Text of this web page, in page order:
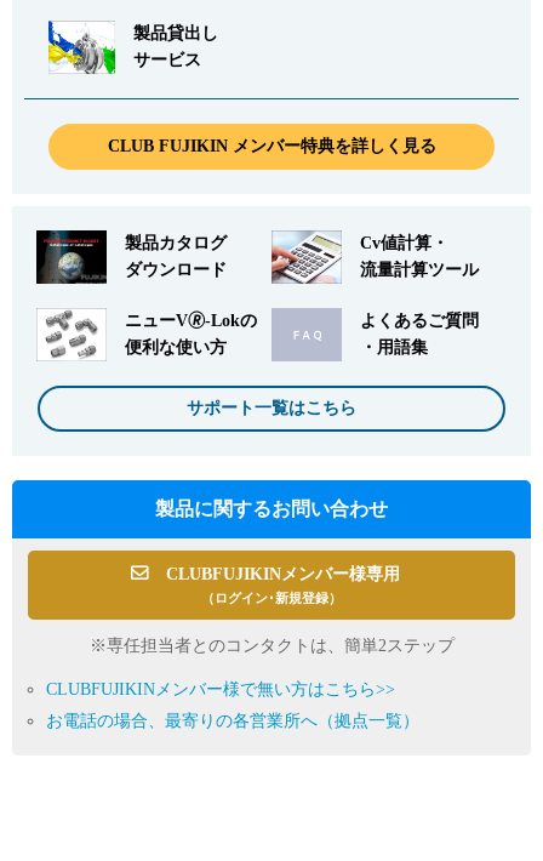
製品貸出し
サービス
CLUB FUJIKIN メンバー特典を詳しく見る
製品カタログ
ダウンロード
Cv値計算・
流量計算ツール
ニューV🄬-Lokの
便利な使い方
よくあるご質問
・用語集
サポート一覧はこちら
製品に関するお問い合わせ
CLUBFUJIKINメンバー様専用
（ログイン･新規登録）
※専任担当者とのコンタクトは、簡単2ステップ
CLUBFUJIKINメンバー様で無い方はこちら>>
お電話の場合、最寄りの各営業所へ（拠点一覧）